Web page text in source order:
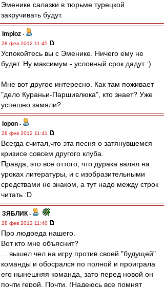
Эменике салазки в тюрьме турецкой
закручивать будут.
Imploz -
28 фев 2012 11:45
Успокойтесь вы с Эменике. Ничего ему не
будет. Ну максимум - условный срок дадут :)
Мне вот другое интересно. Как там поживает
"дело Кураньи-Паршивлюка", кто знает? Уже
успешно замяли?
lopon -
28 фев 2012 11:41
Всегда считал,что эта песня о затянувшемся
кризисе совсем другого клуба.
Правда, это все оттого, что дурака валял на
уроках литературы, и с изобразительными
средствами не знаком, а тут надо между строк
читать :D
ЗЯБЛИК -
28 фев 2012 11:40
Про людоеда нашего.
Вот кто мне объяснит?
... вышел чел на игру против своей "будущей"
команды и обосрался по полной и проиграла
его нынешняя команда, зато перед новой он
почти герой. Почти. (Надеюсь все помнят